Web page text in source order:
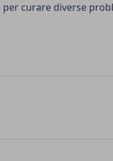
curare diverse